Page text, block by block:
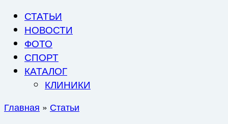
СТАТЬИ
НОВОСТИ
ФОТО
СПОРТ
КАТАЛОГ
КЛИНИКИ
Главная » Статьи